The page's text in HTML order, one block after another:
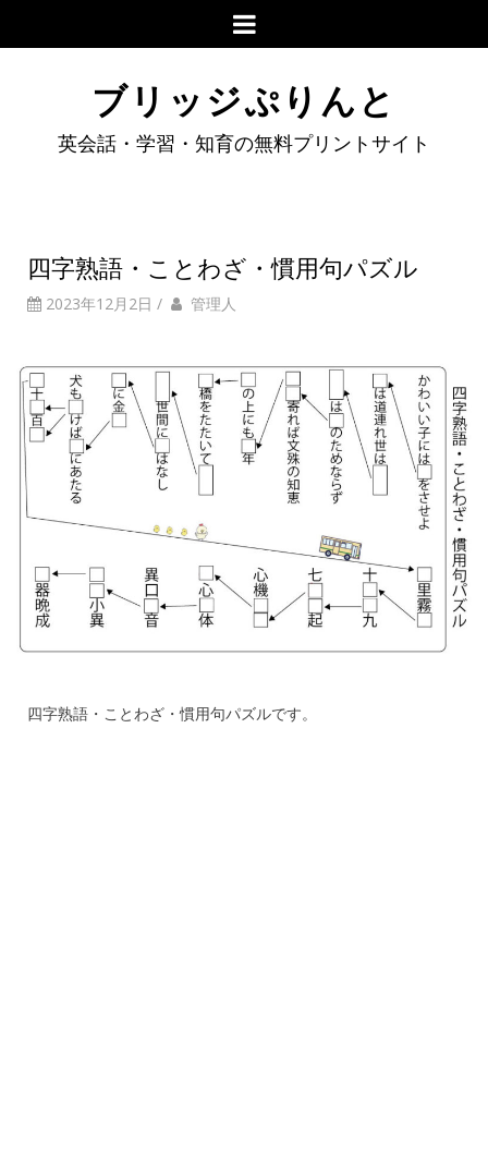
ブリッジぷりんと
英会話・学習・知育の無料プリントサイト
四字熟語・ことわざ・慣用句パズル
2023年12月2日 / 管理人
四字熟語・ことわざ・慣用句パズルです。